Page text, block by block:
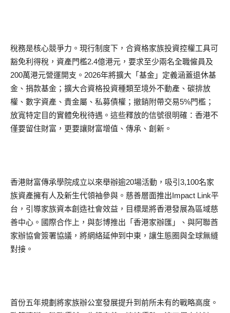
稅務是核心競爭力。現行制度下，合資格家族投資控權工具可
豁免利得稅，資產門檻2.4億港元，要求至少兩名全職僱員及
200萬港元營運開支。2026年將擴大「基金」定義涵蓋退休基
金、捐款基金；擴大合資格投資種類至境外不動產、碳排放
權、數字資產、貴金屬、私募債權；撤銷附帶交易5%門檻；
放寬特定目的實體免稅待遇。這些釋放的信號很明確：香港不
僅要留住財富，更要讓財富增值、傳承、創新。
香港財富傳承學院成立以來舉辦逾20場活動，吸引3,100名家
族資產擁有人及新生代領袖參與。慈善層面推出Impact Link平
台，引導家族資本創造社會效益，目標是將香港發展為區域慈
善中心。國際合作上，與彭博推出「香港家辦匯」、與阿聯酋
家辦協會簽署協議，將網絡延伸到中東，讓生態圈與全球無縫
對接。
首份五年規劃將家族辦公室發展提升到前所未有的戰略高度。